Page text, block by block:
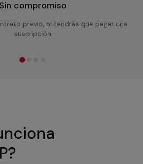
Sin compromiso
previo, ni tendrás que pagar una
suscripción